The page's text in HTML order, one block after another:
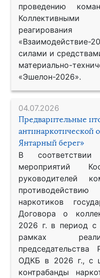
проведению
Коллективными
«Взаимодействие-
силами и
материально-
«Эшелон-2026».
04.07.2026
Предварительные
антинаркотической
Янтарный берег»
В
мероприятий
руководителей
наркотиков
Договора о
2026 г. в период
рамках
ОДКБ в 2026 г., с
контрабанды